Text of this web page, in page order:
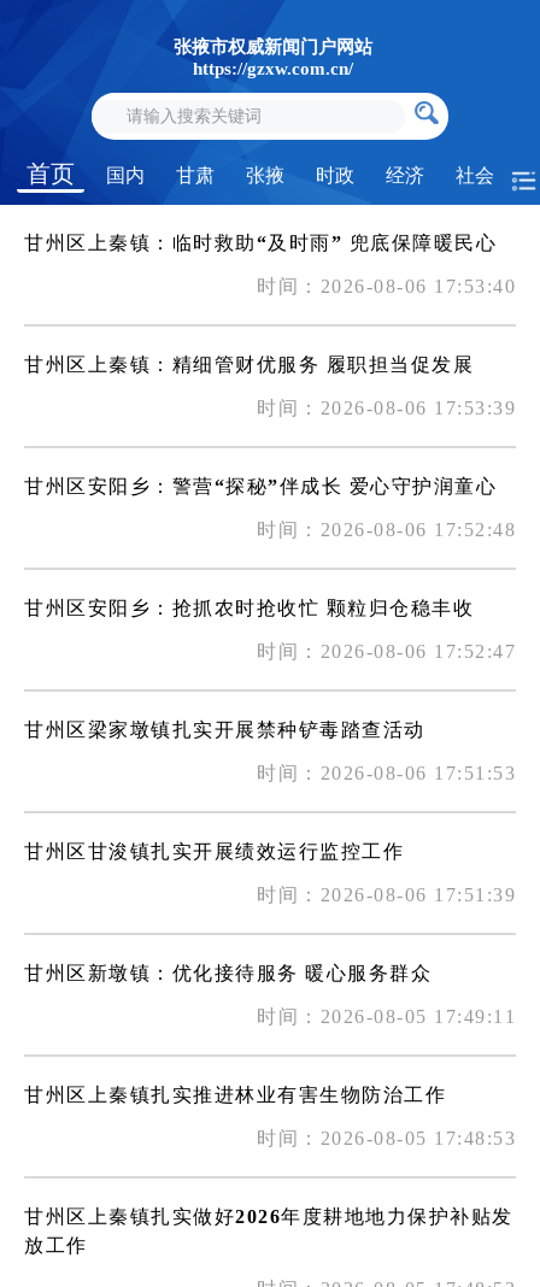
张掖市权威新闻门户网站
https://gzxw.com.cn/
首页 国内 甘肃 张掖 时政 经济 社会
甘州区上秦镇：临时救助“及时雨” 兜底保障暖民心
时间：2026-08-06 17:53:40
甘州区上秦镇：精细管财优服务 履职担当促发展
时间：2026-08-06 17:53:39
甘州区安阳乡：警营“探秘”伴成长 爱心守护润童心
时间：2026-08-06 17:52:48
甘州区安阳乡：抢抓农时抢收忙 颗粒归仓稳丰收
时间：2026-08-06 17:52:47
甘州区梁家墩镇扎实开展禁种铲毒踏查活动
时间：2026-08-06 17:51:53
甘州区甘浚镇扎实开展绩效运行监控工作
时间：2026-08-06 17:51:39
甘州区新墩镇：优化接待服务 暖心服务群众
时间：2026-08-05 17:49:11
甘州区上秦镇扎实推进林业有害生物防治工作
时间：2026-08-05 17:48:53
甘州区上秦镇扎实做好2026年度耕地地力保护补贴发
放工作